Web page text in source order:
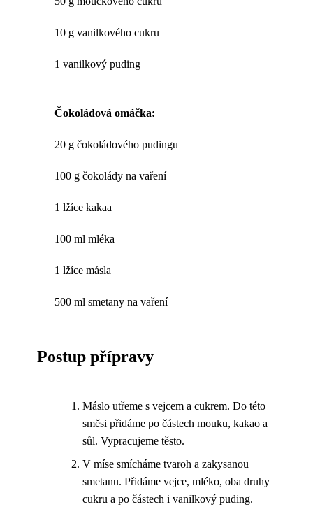
10 g vanilkového cukru
1 vanilkový puding
Čokoládová omáčka:
20 g čokoládového pudingu
100 g čokolády na vaření
1 lžíce kakaa
100 ml mléka
1 lžíce másla
500 ml smetany na vaření
Postup přípravy
Máslo utřeme s vejcem a cukrem. Do této
směsi přidáme po částech mouku, kakao a
sůl. Vypracujeme těsto.
V míse smícháme tvaroh a zakysanou
smetanu. Přidáme vejce, mléko, oba druhy
cukru a po částech i vanilkový puding.